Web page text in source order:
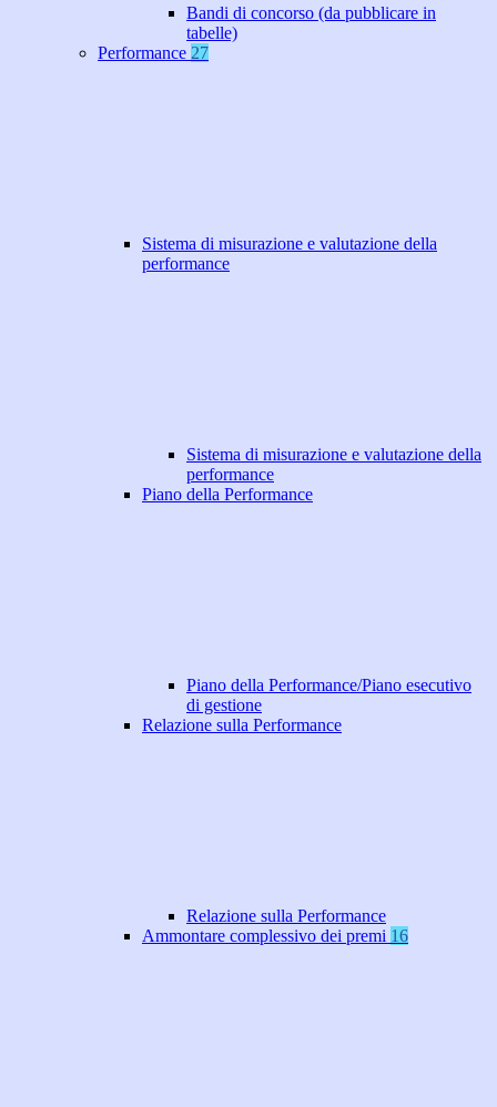
Bandi di concorso (da pubblicare in
tabelle)
Performance 27
Sistema di misurazione e valutazione della
performance
Sistema di misurazione e valutazione della
performance
Piano della Performance
Piano della Performance/Piano esecutivo
di gestione
Relazione sulla Performance
Relazione sulla Performance
Ammontare complessivo dei premi 16